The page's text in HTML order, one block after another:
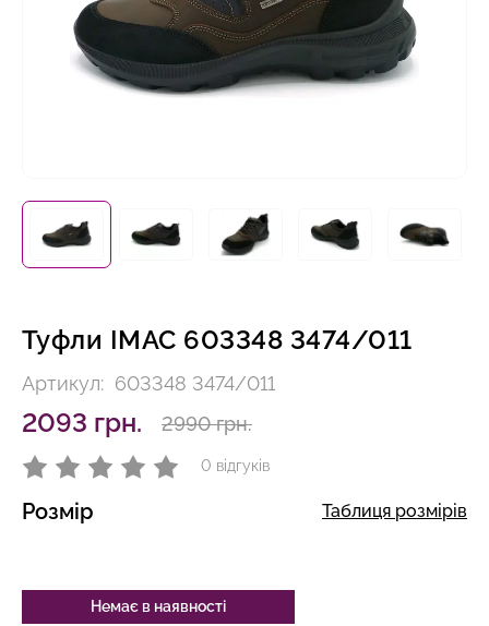
Туфли IMAC 603348 3474/011
Артикул: 603348 3474/011
2093 грн. 2990 грн.
0 відгуків
Розмір Таблиця розмірів
Немає в наявності